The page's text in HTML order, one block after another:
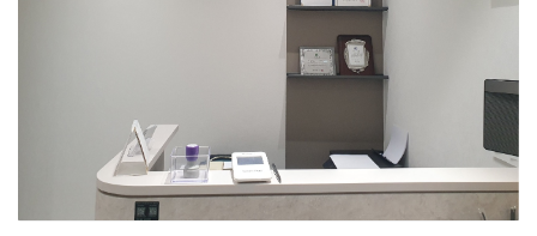
출입구